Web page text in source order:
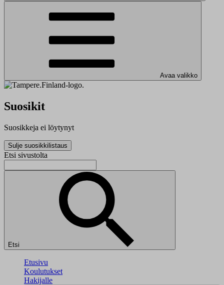
Avaa valikko
Suosikit
Suosikkeja ei löytynyt
Sulje suosikkilistaus
Etsi sivustolta
Etsi
Etusivu
Koulutukset
Hakijalle